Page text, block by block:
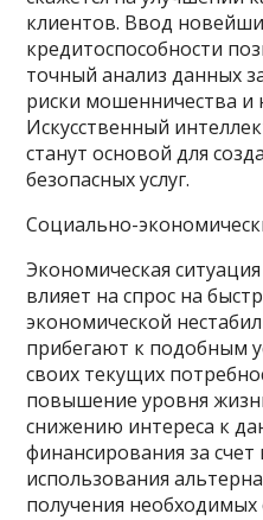
клиентов. Ввод
кредитоспособности
точный анализ данных
риски мошенничества и
Искусственный
станут основой для
безопасных услуг.
Социально-
Экономическая
влияет на спрос на
экономической
прибегают к подобным
своих текущих
повышение уровня
снижению интереса к
финансирования за
использования
получения необходимых